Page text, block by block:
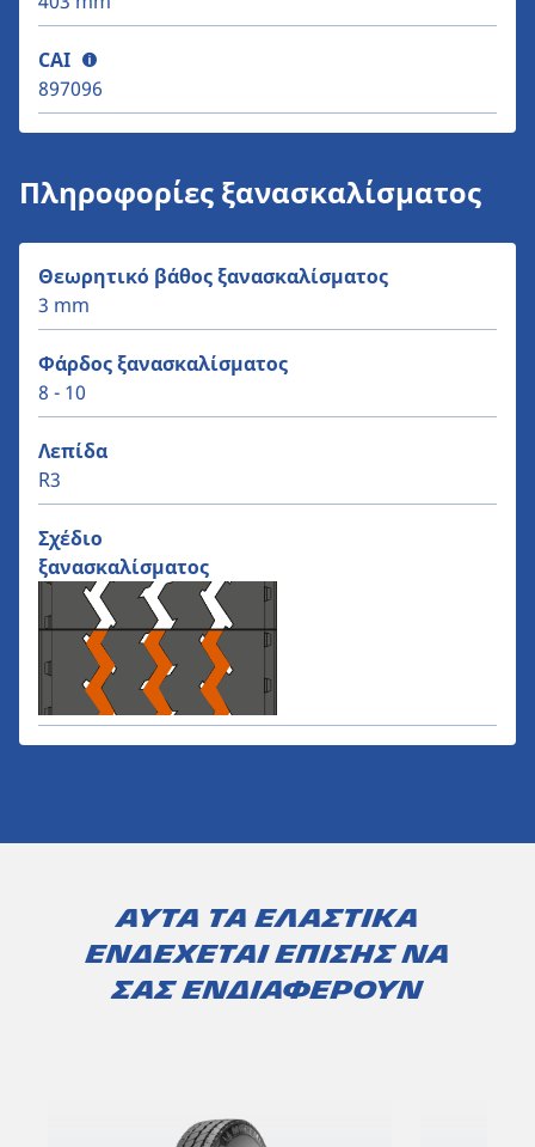
CAI
897096
Πληροφορίες ξανασκαλίσματος
Θεωρητικό βάθος ξανασκαλίσματος
3 mm
Φάρδος ξανασκαλίσματος
8 - 10
Λεπίδα
R3
Σχέδιο
ξανασκαλίσματος
Αυτά τα ελαστικά
ενδέχεται επίσης να
σας ενδιαφέρουν